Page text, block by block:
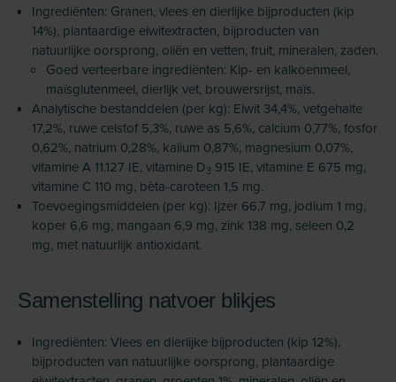
Ingrediënten: Granen, vlees en dierlijke bijproducten (kip
14%), plantaardige eiwitextracten, bijproducten van
natuurlijke oorsprong, oliën en vetten, fruit, mineralen, zaden.
Goed verteerbare ingrediënten: Kip- en kalkoenmeel,
maïsglutenmeel, dierlijk vet, brouwersrijst, maïs.
Analytische bestanddelen (per kg): Eiwit 34,4%, vetgehalte
17,2%, ruwe celstof 5,3%, ruwe as 5,6%, calcium 0,77%, fosfor
0,62%, natrium 0,28%, kalium 0,87%, magnesium 0,07%,
vitamine A 11.127 IE, vitamine D3 915 IE, vitamine E 675 mg,
vitamine C 110 mg, bèta-caroteen 1,5 mg.
Toevoegingsmiddelen (per kg): Ijzer 66,7 mg, jodium 1 mg,
koper 6,6 mg, mangaan 6,9 mg, zink 138 mg, seleen 0,2
mg, met natuurlijk antioxidant.
Samenstelling natvoer blikjes
Ingrediënten: Vlees en dierlijke bijproducten (kip 12%),
bijproducten van natuurlijke oorsprong, plantaardige